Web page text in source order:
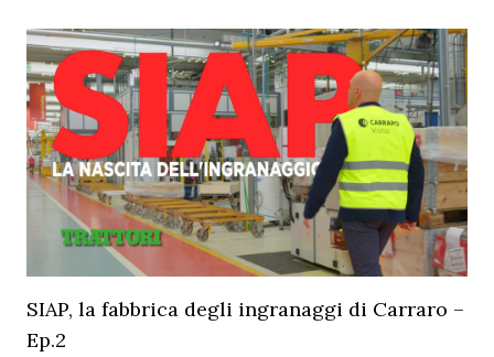
SIAP, la fabbrica degli ingranaggi di Carraro –
Ep.2